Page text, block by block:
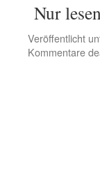
Nur
Veröffentlicht
Kommentare